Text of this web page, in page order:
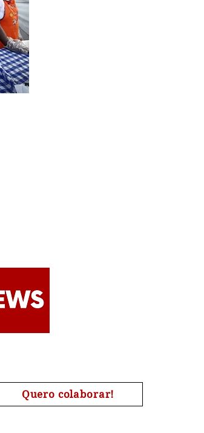
Quero colaborar!